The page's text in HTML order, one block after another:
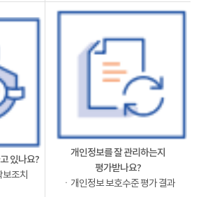
있나요?
보조치
개인정보를 잘 관리하는지
평가받나요?
ㆍ개인정보 보호수준 평가 결과